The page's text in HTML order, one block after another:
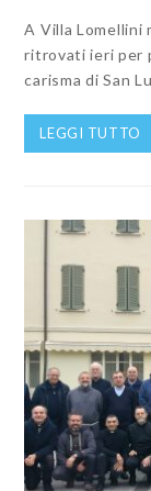
A Villa Lomellini
ritrovati ieri per
carisma di San
LEGGI TUTTO